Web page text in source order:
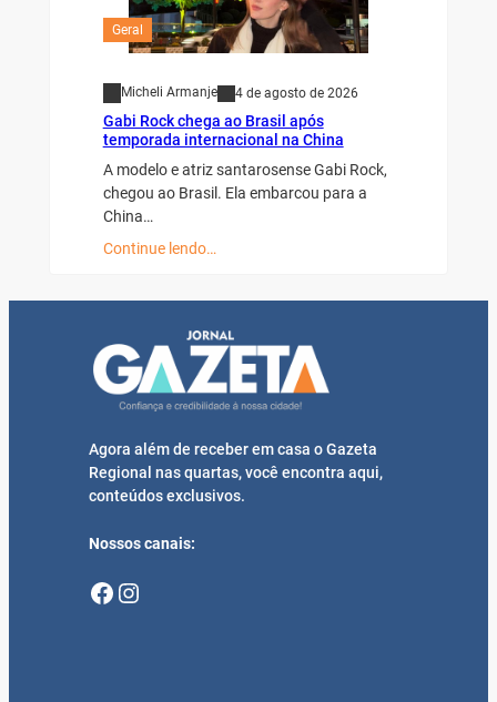
Geral
Micheli Armanje 4 de agosto de 2026
Gabi Rock chega ao Brasil após
temporada internacional na China
A modelo e atriz santarosense Gabi Rock,
chegou ao Brasil. Ela embarcou para a
China…
Continue lendo…
Agora além de receber em casa o Gazeta
Regional nas quartas, você encontra aqui,
conteúdos exclusivos.
Nossos canais:
Facebook Instagram